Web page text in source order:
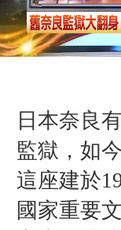
日本奈良
監獄，如
這座建於
國家重要